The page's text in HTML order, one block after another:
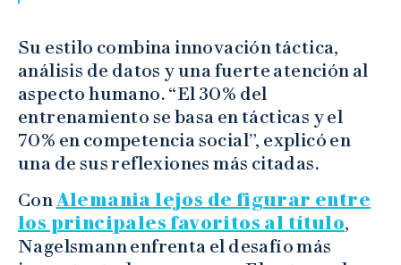
Su estilo combina innovación táctica,
análisis de datos y una fuerte atención al
aspecto humano. “El 30% del
entrenamiento se basa en tácticas y el
70% en competencia social”, explicó en
una de sus reflexiones más citadas.
ConAlemania lejos de figurar entre
los principales favoritos al título,
Nagelsmann enfrenta el desafío más